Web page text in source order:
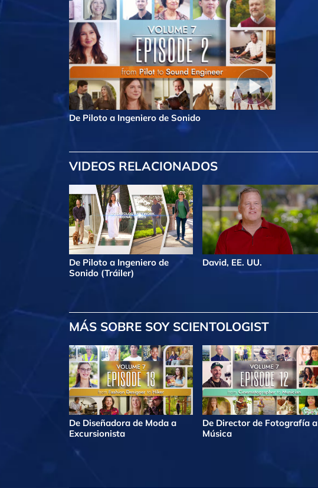
De Piloto a Ingeniero de Sonido
VIDEOS RELACIONADOS
De Piloto a Ingeniero de
Sonido (Tráiler)
David, EE. UU.
MÁS SOBRE SOY SCIENTOLOGIST
De Diseñadora de Moda a
Excursionista
De Director de Fotografía a
Música